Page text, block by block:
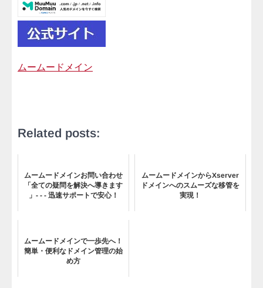
ムームードメイン
Related posts:
ムームードメインお問い合わせ
「全ての疑問を解決へ導きます
」- - - 迅速サポートで安心！
ムームードメインからXserver
ドメインへのスムーズな移管を
実現！
ムームードメインで一歩先へ！
簡単・便利なドメイン管理の始
め方